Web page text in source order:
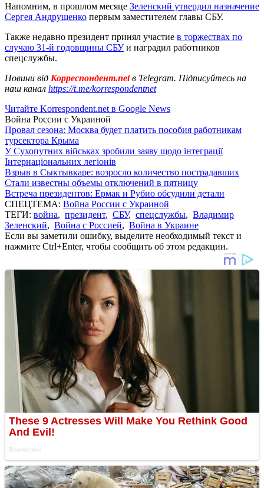
Напомним, в прошлом месяце Зеленский утвердил назначение
Сергея Андрущенко первым заместителем главы СБУ.
Также недавно президент принял участие в торжествах по
случаю 31-й годовщины СБУи наградил работников
спецслужбы.
Новини від Корреспондент.netв Telegram. Підписуйтесь на
наш канал https://t.me/korrespondentnet
Читайте Korrespondent.net в Google News
Война России с Украиной
Провал сезона: Москва будет платить пособия работникам
турсектора Крыма
У Сухопутних військах зробили заяву щодо інтеграції
Інтернаціональних легіонів
Взрыв в Сыктывкаре: возросло количество пострадавших
Стали известны объемы отключений в пятницу
Встреча президентов: Ермак и Рубио обсудили детали
СПЕЦТЕМА: Война России с Украиной
ТЕГИ: война, президент, СБУ, спецслужбы, Владимир
Зеленский, Война с Россией, Война в Украине
Если вы заметили ошибку, выделите необходимый текст и
нажмите Ctrl+Enter, чтобы сообщить об этом редакции.